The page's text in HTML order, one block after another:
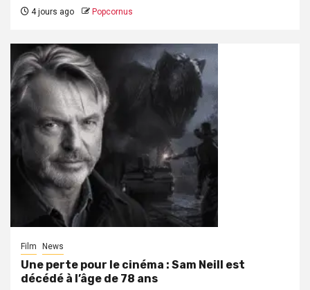
4 jours ago Popcornus
Film News
Une perte pour le cinéma : Sam Neill est
décédé à l’âge de 78 ans